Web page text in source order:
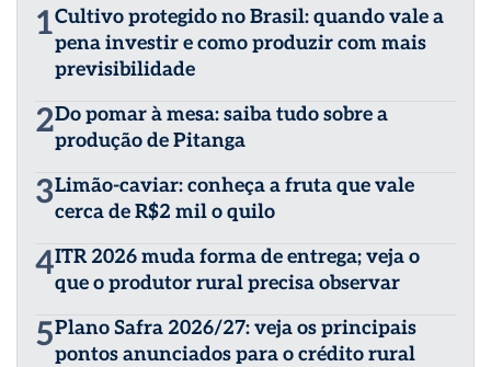
1Cultivo protegido no Brasil: quando vale a
pena investir e como produzir com mais
previsibilidade
2Do pomar à mesa: saiba tudo sobre a
produção de Pitanga
3Limão-caviar: conheça a fruta que vale
cerca de R$2 mil o quilo
4ITR 2026 muda forma de entrega; veja o
que o produtor rural precisa observar
5Plano Safra 2026/27: veja os principais
pontos anunciados para o crédito rural